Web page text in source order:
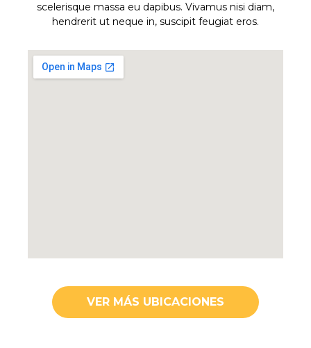
scelerisque massa eu dapibus. Vivamus nisi diam,
hendrerit ut neque in, suscipit feugiat eros.
VER MÁS UBICACIONES